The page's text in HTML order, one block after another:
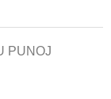
PUNOJ